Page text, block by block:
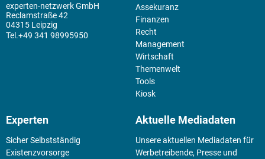
experten-netzwerk GmbH
Reclamstraße 42
04315 Leipzig
+49 341 98995950
Assekuranz
Finanzen
Recht
Management
Wirtschaft
Themenwelt
Tools
Kiosk
Experten
Sicher Selbstständig
Existenz­vorsorge
Aktuelle Mediadaten
Unsere aktuellen Mediadaten für
Werbetreibende, Presse und